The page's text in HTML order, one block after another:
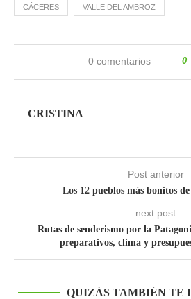
CÁCERES VALLE DEL AMBROZ
0 comentarios 0
CRISTINA
Post anterior
Los 12 pueblos más bonitos
next post
Rutas de senderismo por la
preparativos, clima y
QUIZÁS TAMBIÉN TE